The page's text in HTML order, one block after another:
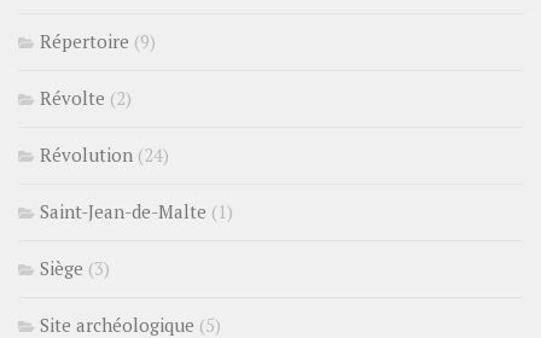
Répertoire (9)
Révolte (2)
Révolution (24)
Saint-Jean-de-Malte (1)
Siège (3)
Site archéologique (5)